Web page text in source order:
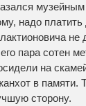
надо
пара сотен
на
в памяти.
сторону.